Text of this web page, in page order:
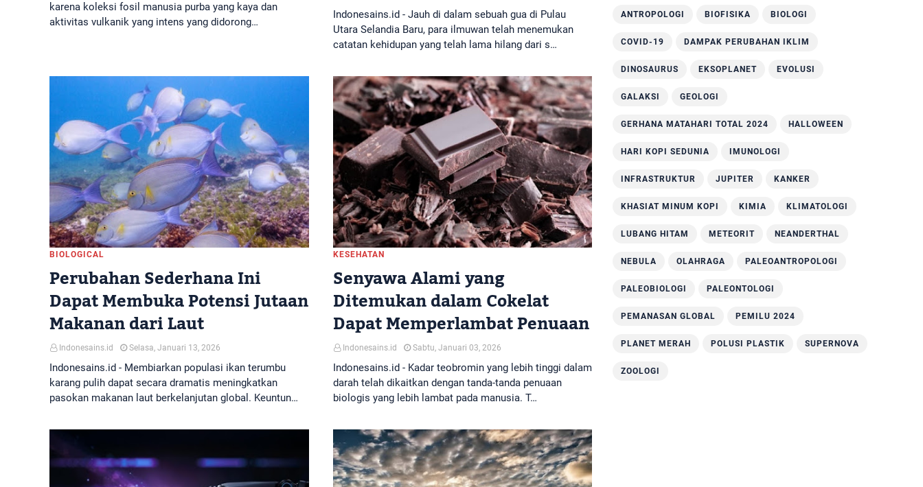
karena koleksi fosil manusia purba yang kaya dan
aktivitas vulkanik yang intens yang didorong…
Indonesains.id - Jauh di dalam sebuah gua di Pulau
Utara Selandia Baru, para ilmuwan telah menemukan
catatan kehidupan yang telah lama hilang dari s…
BIOLOGICAL
Perubahan Sederhana Ini
Dapat Membuka Potensi Jutaan
Makanan dari Laut
Indonesains.id Selasa, Januari 13, 2026
Indonesains.id - Membiarkan populasi ikan terumbu
karang pulih dapat secara dramatis meningkatkan
pasokan makanan laut berkelanjutan global. Keuntun…
KESEHATAN
Senyawa Alami yang
Ditemukan dalam Cokelat
Dapat Memperlambat Penuaan
Indonesains.id Sabtu, Januari 03, 2026
Indonesains.id - Kadar teobromin yang lebih tinggi dalam
darah telah dikaitkan dengan tanda-tanda penuaan
biologis yang lebih lambat pada manusia. T…
ANTROPOLOGI BIOFISIKA BIOLOGI
COVID-19 DAMPAK PERUBAHAN IKLIM
DINOSAURUS EKSOPLANET EVOLUSI
GALAKSI GEOLOGI
GERHANA MATAHARI TOTAL 2024 HALLOWEEN
HARI KOPI SEDUNIA IMUNOLOGI
INFRASTRUKTUR JUPITER KANKER
KHASIAT MINUM KOPI KIMIA KLIMATOLOGI
LUBANG HITAM METEORIT NEANDERTHAL
NEBULA OLAHRAGA PALEOANTROPOLOGI
PALEOBIOLOGI PALEONTOLOGI
PEMANASAN GLOBAL PEMILU 2024
PLANET MERAH POLUSI PLASTIK SUPERNOVA
ZOOLOGI